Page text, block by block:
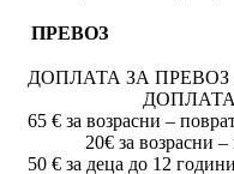
ПРЕВОЗ
ДОПЛАТА
ДОПЛАТА ЗА
65 € за
20€ за возрасни –
50 € за деца до 12